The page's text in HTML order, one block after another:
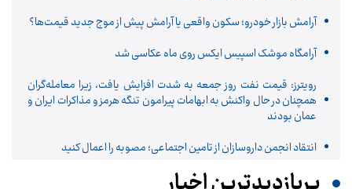
آرامش بازار خودرو؛ سکون واقعی یا آرامش پیش از موج جدید قیمت‌ها؟
آرامگاه موشک اسپیس ایکس روی ماه عکاسی شد
رویترز: قیمت نفت روز جمعه به شدت افزایش یافت، زیرا معامله‌گران
همچنان در حال واکنش به ابهامات پیرامون تنگه هرمز و مذاکرات ایران و
عمان بودند
انتقاد انجمن داروسازان از تامین اجتماعی؛ مصوبه را اعمال کنید